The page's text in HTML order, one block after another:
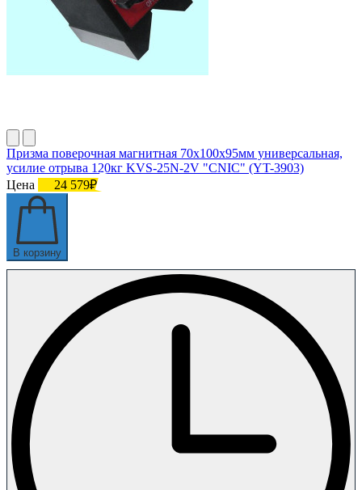
Призма поверочная магнитная 70х100х95мм универсальная,
усилие отрыва 120кг KVS-25N-2V "CNIC" (YT-3903)
Цена
24 579₽
В корзину